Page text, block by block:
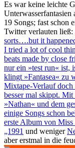
Es war keine leichte
Unterwasserfantasien
19 Songs; fast schon
Twitter verlauten ließ:
sorts….but it
I tried a lot of cool
beats made by close
nur ein »test run« ist,
klingt »Fantasea« zu
Mixtape-Verlauf doch
besser mal skippt.
»Nathan« und dem
einige Songs schon
erste Album von
„1991 und weniger
aber erstmal in die